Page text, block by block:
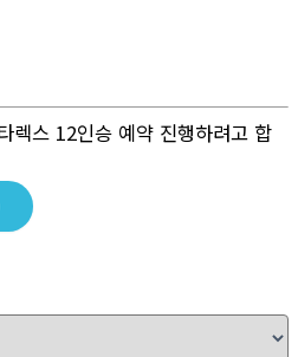
렉스 12인승 예약 진행하려고 합